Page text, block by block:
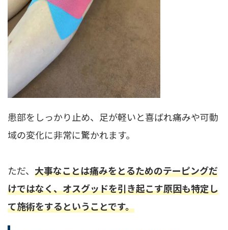
患部をしっかり止め、足が軽いと喜ばれ痛みや可動
域の変化に非常に驚かれます。
ただ、 大事なことは痛みをとるためのテーピングだ
けではなく、オスグッドを引き起こす原因も特定し
て施術をするということです。